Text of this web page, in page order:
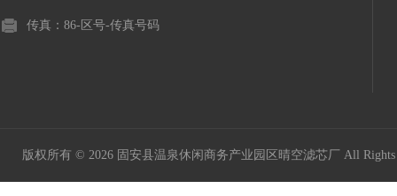
传真：86-区号-传真号码
版权所有 © 2026 固安县温泉休闲商务产业园区晴空滤芯厂 All